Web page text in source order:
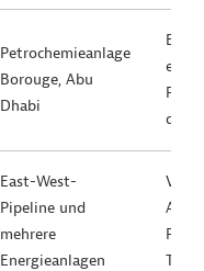
Petrochemieanlage
Borouge, Abu
Dhabi
der
East-West-
Pipeline und
mehrere
Energieanlagen